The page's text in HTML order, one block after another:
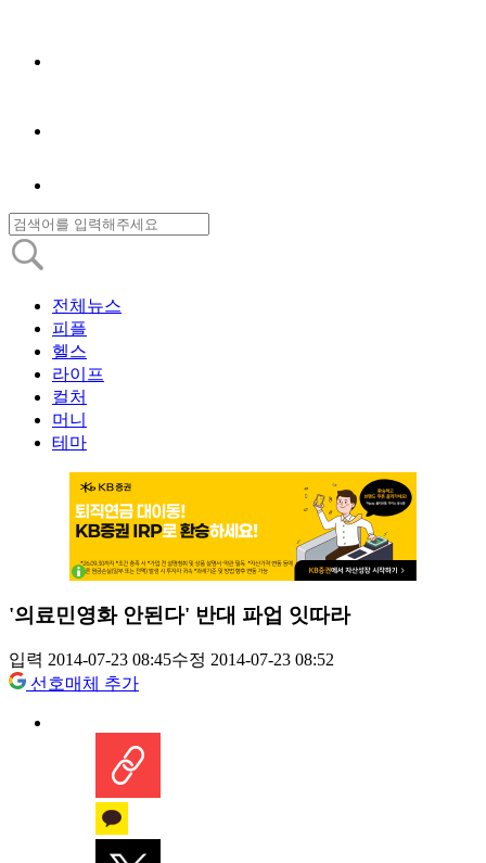
전체뉴스
피플
헬스
라이프
컬처
머니
테마
'의료민영화 안된다' 반대 파업 잇따라
입력 2014-07-23 08:45수정 2014-07-23 08:52
선호매체 추가